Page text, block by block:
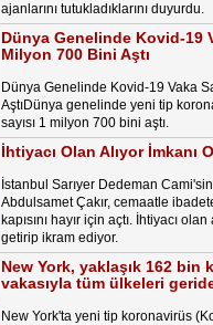
ajanlarını tutukladıklarını duyurdu.
Dünya Genelinde Kovid-19
Milyon 700 Bini Aştı
Dünya Genelinde Kovid-19 Vaka
AştıDünya genelinde yeni tip
sayısı 1 milyon 700 bini aştı.
İhtiyacı Olan Alıyor İmkanı
İstanbul Sarıyer Dedeman
Abdulsamet Çakır, cemaatle
kapısını hayır için açtı. İhtiyacı
getirip ikram ediyor.
New York, yaklaşık 162 bin
vakasıyla tüm ülkeleri geride
New York'ta yeni tip koronavirüs